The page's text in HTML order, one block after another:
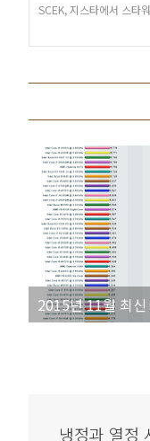
SCEK, 지스타에서 스타
냉정과 열정